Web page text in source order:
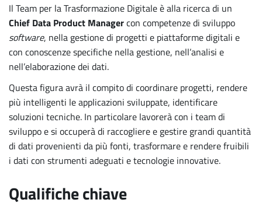
Il Team per la Trasformazione Digitale è alla ricerca di un
Chief Data Product Managercon competenze di sviluppo
software, nella gestione di progetti e piattaforme digitali e
con conoscenze specifiche nella gestione, nell’analisi e
nell’elaborazione dei dati.
Questa figura avrà il compito di coordinare progetti, rendere
più intelligenti le applicazioni sviluppate, identificare
soluzioni tecniche. In particolare lavorerà con i team di
sviluppo e si occuperà di raccogliere e gestire grandi quantità
di dati provenienti da più fonti, trasformare e rendere fruibili
i dati con strumenti adeguati e tecnologie innovative.
Qualifiche chiave